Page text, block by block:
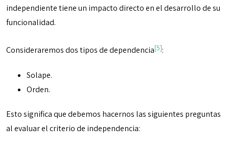
independiente tiene un impacto directo en el desarrollo de su
funcionalidad.
Consideraremos dos tipos de dependencia[5]:
Solape.
Orden.
Esto significa que debemos hacernos las siguientes preguntas
al evaluar el criterio de independencia: